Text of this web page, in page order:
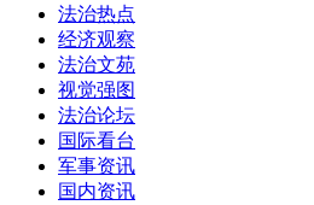
法治热点
经济观察
法治文苑
视觉强图
法治论坛
国际看台
军事资讯
国内资讯